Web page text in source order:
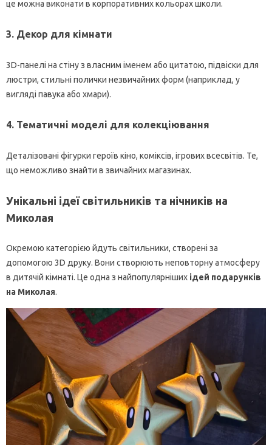
це можна виконати в корпоративних кольорах школи.
3. Декор для кімнати
3D-панелі на стіну з власним іменем або цитатою, підвіски для
люстри, стильні полички незвичайних форм (наприклад, у
вигляді павука або хмари).
4. Тематичні моделі для колекціювання
Деталізовані фігурки героїв кіно, коміксів, ігрових всесвітів. Те,
що неможливо знайти в звичайних магазинах.
Унікальні ідеї світильників та нічників на
Миколая
Окремою категорією йдуть світильники, створені за
допомогою 3D друку. Вони створюють неповторну атмосферу
в дитячій кімнаті. Це одна з найпопулярніших ідей подарунків
на Миколая.